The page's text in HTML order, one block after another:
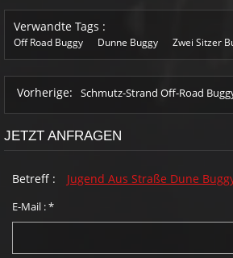
Verwandte Tags :
Off Road Buggy Dunne Buggy Zwei Sitzer
Vorherige: Schmutz-Strand Off-Road
JETZT ANFRAGEN
Betreff : Jugend Aus Straße Dune
E-Mail :*